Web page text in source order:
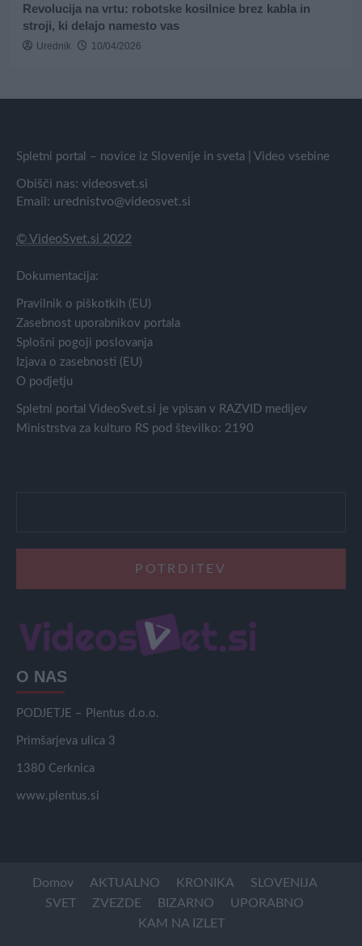
Revolucija na vrtu: robotske kosilnice brez kabla in
stroji, ki delajo namesto vas
Urednik 10/04/2026
Spletni portal – novice iz Slovenije in sveta | Video vsebine
Obišči nas: videosvet.si
Email: urednistvo@videosvet.si
© VideoSvet.si 2022
Dokumentacija:
Pravilnik o piškotkih (EU)
Zasebnost uporabnikov portala
Splošni pogoji poslovanja
Izjava o zasebnosti (EU)
O podjetju
Spletni portal VideoSvet.si je vpisan v RAZVID medijev
Ministrstva za kulturo RS pod številko: 2190
O NAS
PODJETJE – Plentus d.o.o.
Primšarjeva ulica 3
1380 Cerknica
www.plentus.si
Domov AKTUALNO KRONIKA
SLOVENIJA
SVET
ZVEZDE BIZARNO
UPORABNO
KAM NA IZLET